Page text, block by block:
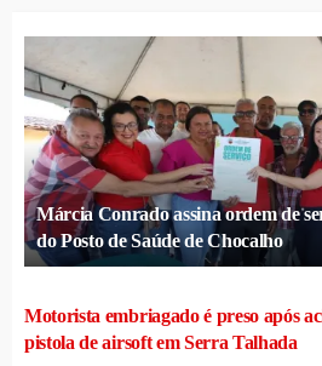
Márcia Conrado assina ordem de
do Posto de Saúde de Chocalho
Motorista embriagado é preso após
pistola de airsoft em Serra Talhada